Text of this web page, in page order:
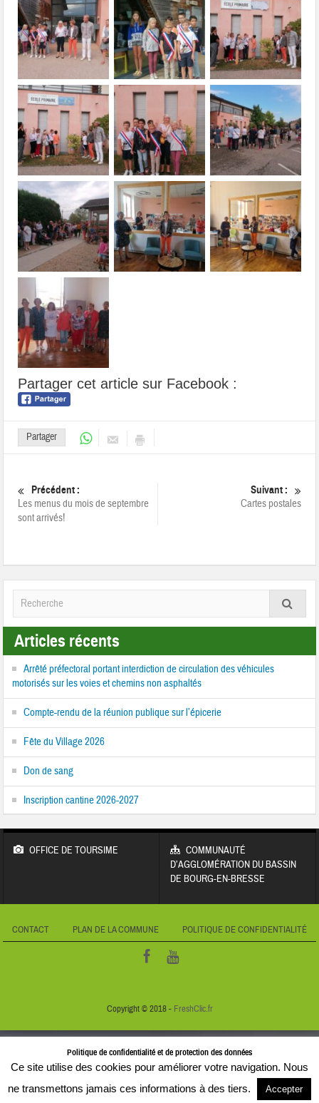
Partager cet article sur Facebook :
Partager
Précédent :
Les menus du mois de septembre
sont arrivés!
Suivant :
Cartes postales
Articles récents
Arrêté préfectoral portant interdiction de circulation des véhicules
motorisés sur les voies et chemins non asphaltés
Compte-rendu de la réunion publique sur l’épicerie
Fête du Village 2026
Don de sang
Inscription cantine 2026-2027
OFFICE DE TOURSIME
COMMUNAUTÉ
D’AGGLOMÉRATION DU BASSIN
DE BOURG-EN-BRESSE
CONTACT PLAN DE LA COMMUNE POLITIQUE DE CONFIDENTIALITÉ
Copyright © 2018 - FreshClic.fr
Politique de confidentialité et de protection des données
Ce site utilise des cookies pour améliorer votre navigation. Nous
ne transmettons jamais ces informations à des tiers.
Accepter